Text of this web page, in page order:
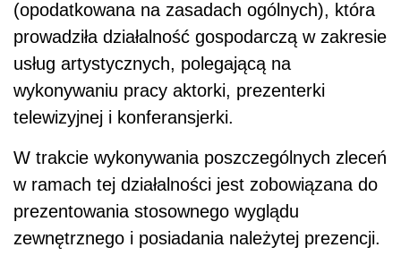
(opodatkowana na zasadach ogólnych), która
prowadziła działalność gospodarczą w zakresie
usług artystycznych, polegającą na
wykonywaniu pracy aktorki, prezenterki
telewizyjnej i konferansjerki.
W trakcie wykonywania poszczególnych zleceń
w ramach tej działalności jest zobowiązana do
prezentowania stosownego wyglądu
zewnętrznego i posiadania należytej prezencji.